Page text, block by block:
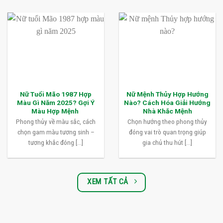
Nữ Tuổi Mão 1987 Hợp
Màu Gì Năm 2025? Gợi Ý
Màu Hợp Mệnh
Phong thủy về màu sắc, cách
chọn gam màu tương sinh –
tương khắc đóng [...]
Nữ Mệnh Thủy Hợp Hướng
Nào? Cách Hóa Giải Hướng
Nhà Khắc Mệnh
Chọn hướng theo phong thủy
đóng vai trò quan trọng giúp
gia chủ thu hút [...]
XEM TẤT CẢ